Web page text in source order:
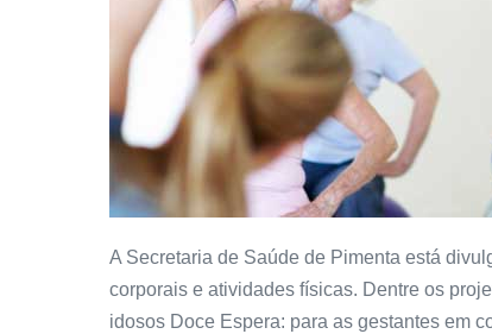
A Secretaria de Saúde de Pimenta está
corporais e atividades físicas. Dentre os
idosos Doce Espera: para as gestantes em